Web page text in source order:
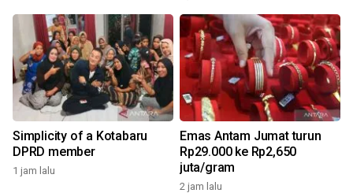
Simplicity of a Kotabaru
DPRD member
1 jam lalu
Emas Antam Jumat turun
Rp29.000 ke Rp2,650
juta/gram
2 jam lalu